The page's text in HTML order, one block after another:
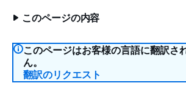
このページの内容
このページはお客様の言語に翻訳さ
ん。
翻訳のリクエスト